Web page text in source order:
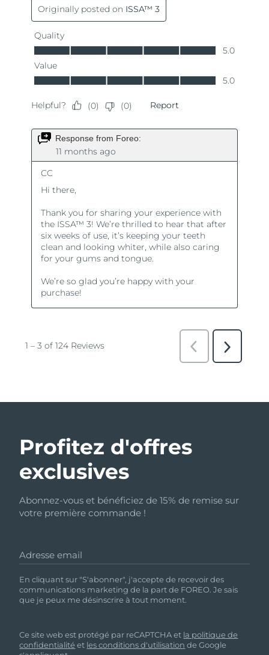
Profitez d'offres
exclusives
Abonnez-vous et bénéficiez de 15% de remise sur
votre première commande !
Adresse email
En cliquant sur "S'abonner", j'accepte de recevoir des
communications marketing de la part de FOREO. Je sais
que je peux me désinscrire à tout moment.
Ce site web est protégé par reCAPTCHA et la politique de
confidentialité et les conditions d'utilisation de Google